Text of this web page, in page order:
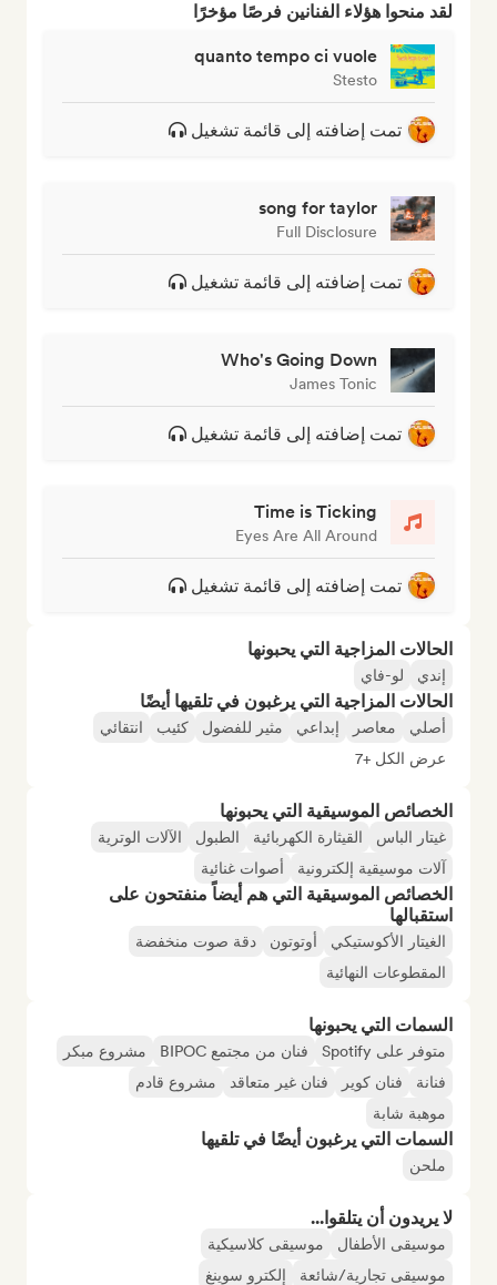
لقد منحوا هؤلاء الفنانين فرصًا مؤخرًا
quanto tempo ci vuole
Stesto
تمت إضافته إلى قائمة تشغيل
song for taylor
Full Disclosure
تمت إضافته إلى قائمة تشغيل
Who's Going Down
James Tonic
تمت إضافته إلى قائمة تشغيل
Time is Ticking
Eyes Are All Around
تمت إضافته إلى قائمة تشغيل
الحالات المزاجية التي يحبونها
إندي لو-فاي
الحالات المزاجية التي يرغبون في تلقيها أيضًا
أصلي معاصر إبداعي مثير للفضول كئيب
انتقائي
عرض الكل +7
الخصائص الموسيقية التي يحبونها
غيتار الباس القيثارة الكهربائية الطبول
الآلات الوترية
آلات موسيقية إلكترونية
أصوات غنائية
الخصائص الموسيقية التي هم أيضاً منفتحون على
استقبالها
الغيتار الأكوستيكي أوتوتون
دقة صوت منخفضة
المقطوعات النهائية
السمات التي يحبونها
متوفر على Spotify فنان من مجتمع BIPOC
مشروع مبكر
فنانة
فنان كوير فنان غير متعاقد
مشروع قادم
موهبة شابة
السمات التي يرغبون أيضًا في تلقيها
ملحن
لا يريدون أن يتلقوا...
موسيقى الأطفال
موسيقى كلاسيكية
موسيقى تجارية/شائعة
إلكترو سوينغ